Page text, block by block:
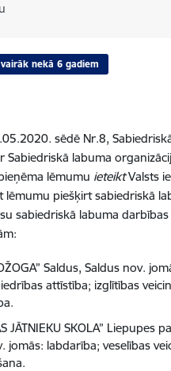
nekā 6 gadiem
sēdē Nr.8,
Sabiedriskā labuma
lēmumu ieteiktValsts
lēmumu piešķirt sabiedriskā
sabiedriskā labuma
Saldus, Saldus nov.
attīstība; izglītības
JĀTNIEKU SKOLA” Liepupes
jomās: labdarība; veselības